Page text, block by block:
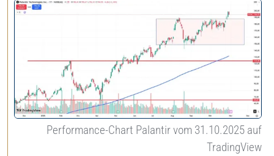
Performance-Chart Palantir vom 31.10.2025 auf
TradingView